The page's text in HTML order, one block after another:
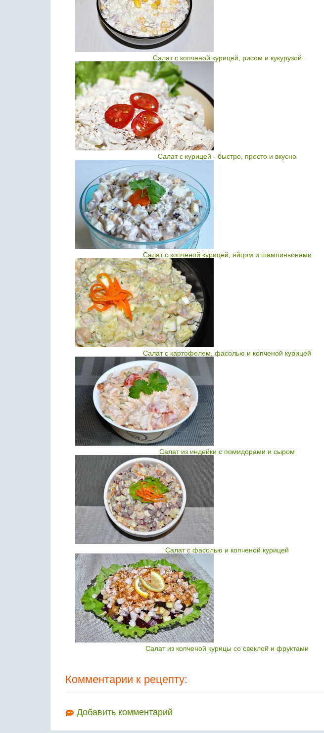
Салат с копченой курицей, рисом и кукурузой
Салат с курицей - быстро, просто и вкусно
Салат с копченой курицей, яйцом и шампиньонами
Салат с картофелем, фасолью и копченой курицей
Салат из индейки с помидорами и сыром
Салат с фасолью и копченой курицей
Салат из копченой курицы со свеклой и фруктами
Комментарии к рецепту:
Добавить комментарий